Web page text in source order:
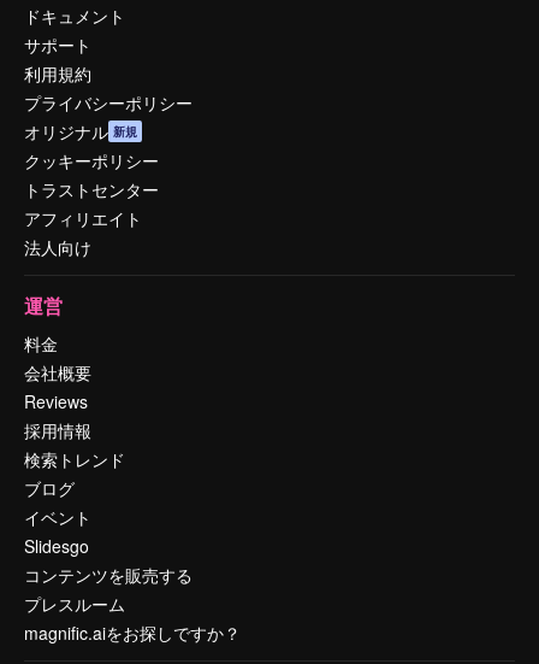
ドキュメント
サポート
利用規約
プライバシーポリシー
オリジナル 新規
クッキーポリシー
トラストセンター
アフィリエイト
法人向け
運営
料金
会社概要
Reviews
採用情報
検索トレンド
ブログ
イベント
Slidesgo
コンテンツを販売する
プレスルーム
magnific.aiをお探しですか？